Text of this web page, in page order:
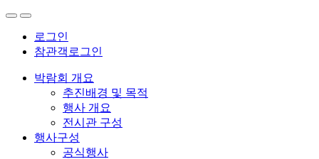
로그인
참관객로그인
박람회 개요
추진배경 및 목적
행사 개요
전시관 구성
행사구성
공식행사